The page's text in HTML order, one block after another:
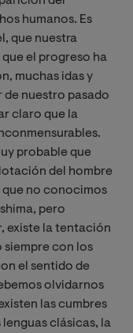
humanos. Es
que nuestra
el progreso ha
muchas idas y
de nuestro pasado
claro que la
probable que
del hombre
no conocimos
pero
existe la tentación
siempre con los
el sentido de
olvidarnos
las cumbres
clásicas, la